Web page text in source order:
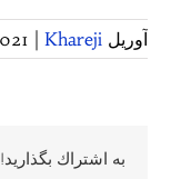
آوریل 21st, 2021 Khareji
به اشتراك بگذاريد!